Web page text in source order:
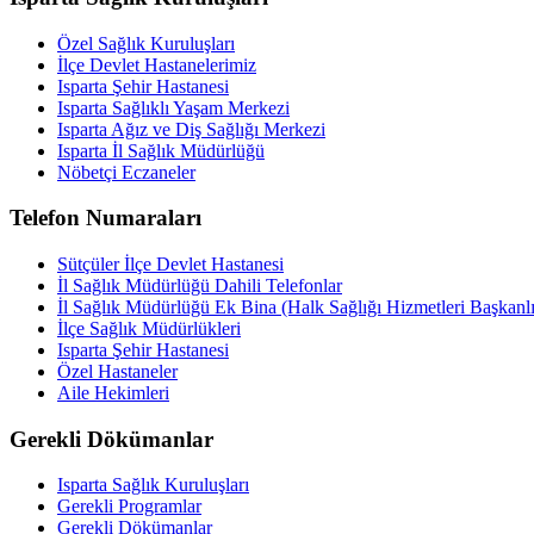
Özel Sağlık Kuruluşları
İlçe Devlet Hastanelerimiz
Isparta Şehir Hastanesi
Isparta Sağlıklı Yaşam Merkezi
Isparta Ağız ve Diş Sağlığı Merkezi
Isparta İl Sağlık Müdürlüğü
Nöbetçi Eczaneler
Telefon Numaraları
Sütçüler İlçe Devlet Hastanesi
İl Sağlık Müdürlüğü Dahili Telefonlar
İl Sağlık Müdürlüğü Ek Bina (Halk Sağlığı Hizmetleri
İlçe Sağlık Müdürlükleri
Isparta Şehir Hastanesi
Özel Hastaneler
Aile Hekimleri
Gerekli Dökümanlar
Isparta Sağlık Kuruluşları
Gerekli Programlar
Gerekli Dökümanlar